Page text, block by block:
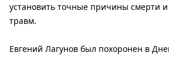
установить точные причины смерти
травм.
Евгений Лагунов был похоронен в